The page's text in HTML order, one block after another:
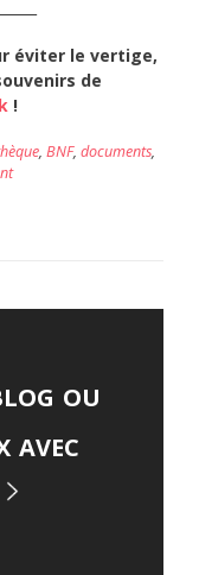
éviter le vertige,
de
!
, BNF, documents,
ou
avec